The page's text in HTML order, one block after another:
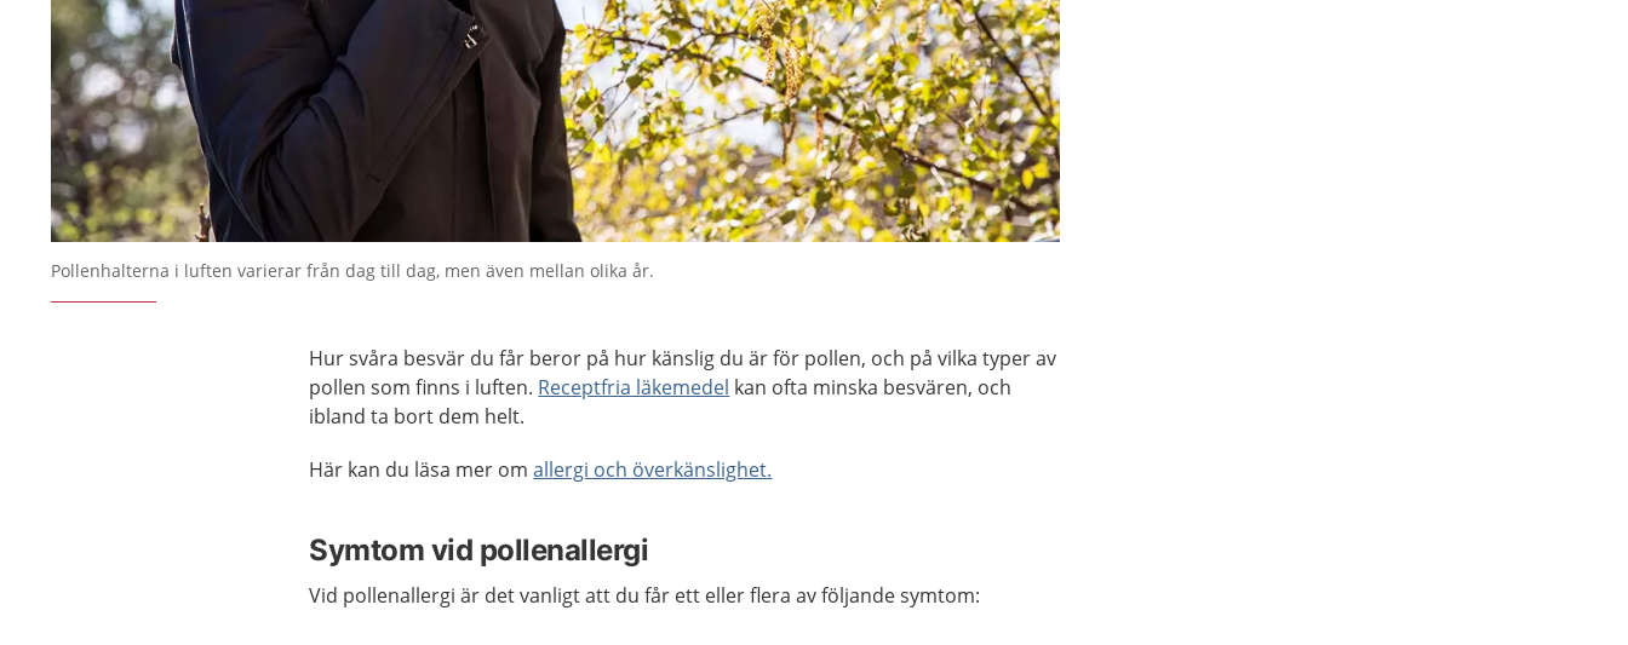
Pollenhalterna i luften varierar från dag till dag, men även mellan olika år.
Hur svåra besvär du får beror på hur känslig du är för pollen, och på vilka typer av
pollen som finns i luften. Receptfria läkemedel kan ofta minska besvären, och
ibland ta bort dem helt.
Här kan du läsa mer omallergi och överkänslighet.
Symtom vid pollenallergi
Vid pollenallergi är det vanligt att du får ett eller flera av följande symtom: